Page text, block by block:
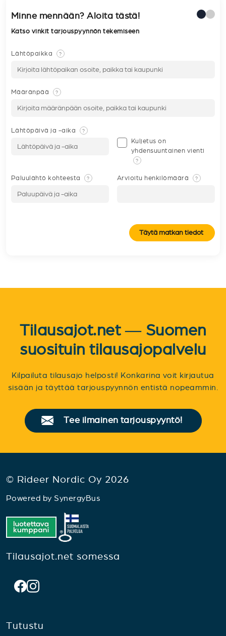
Minne mennään? Aloita tästä!
Katso vinkit tarjouspyynnön tekemiseen
Lähtöpaikka ?
Määränpää ?
Lähtöpäivä ja -aika ?
Kuljetus on
yhdensuuntainen vienti
?
Paluulähtö kohteesta ? Arvioitu henkilömäärä ?
Täytä matkan tiedot
Tilausajot.net — Suomen
suosituin tilausajopalvelu
Kilpailuta tilausajo helposti! Konkarina voit kirjautua
sisään ja täyttää tarjouspyynnön entistä nopeammin.
Tee ilmainen tarjouspyyntö!
© Rideer Nordic Oy 2026
Powered by SynergyBus
Tilausajot.net somessa
Tutustu